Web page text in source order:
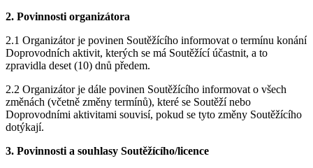
2. Povinnosti organizátora
2.1 Organizátor je povinen Soutěžícího informovat o termínu konání
Doprovodních aktivit, kterých se má Soutěžící účastnit, a to
zpravidla deset (10) dnů předem.
2.2 Organizátor je dále povinen Soutěžícího informovat o všech
změnách (včetně změny termínů), které se Soutěží nebo
Doprovodními aktivitami souvisí, pokud se tyto změny Soutěžícího
dotýkají.
3. Povinnosti a souhlasy Soutěžícího/licence